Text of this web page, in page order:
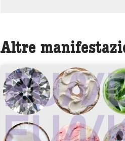
Altre